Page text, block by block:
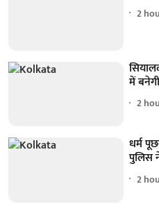
2
में
2
धर्म
पुलिस
2